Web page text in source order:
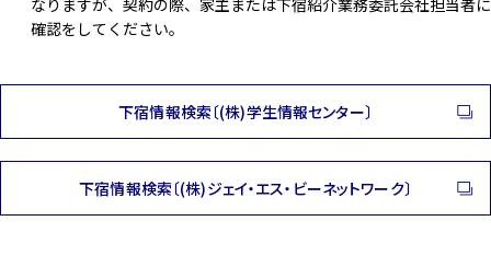
なりますが、契約の際、家主または下宿紹介業務委託会社担当者に
確認をしてください。
下宿情報検索〔(株)学生情報センター〕
下宿情報検索〔(株)ジェイ・エス・ビーネットワーク〕